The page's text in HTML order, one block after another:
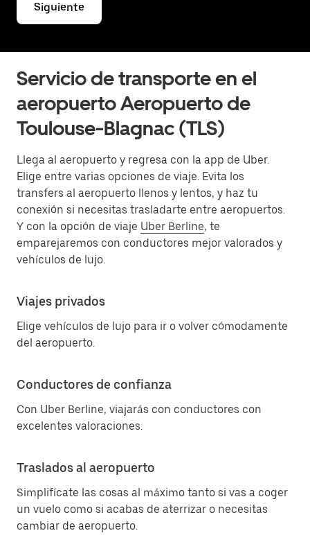
Siguiente
Servicio de transporte en el
aeropuerto Aeropuerto de
Toulouse-Blagnac (TLS)
Llega al aeropuerto y regresa con la app de Uber.
Elige entre varias opciones de viaje. Evita los
transfers al aeropuerto llenos y lentos, y haz tu
conexión si necesitas trasladarte entre aeropuertos.
Y con la opción de viaje Uber Berline, te
emparejaremos con conductores mejor valorados y
vehículos de lujo.
Viajes privados
Elige vehículos de lujo para ir o volver cómodamente
del aeropuerto.
Conductores de confianza
Con Uber Berline, viajarás con conductores con
excelentes valoraciones.
Traslados al aeropuerto
Simplifícate las cosas al máximo tanto si vas a coger
un vuelo como si acabas de aterrizar o necesitas
cambiar de aeropuerto.